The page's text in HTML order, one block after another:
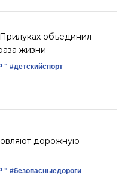
объединил
жизни
" #детскийспорт
дорожную
" #безопасныедороги